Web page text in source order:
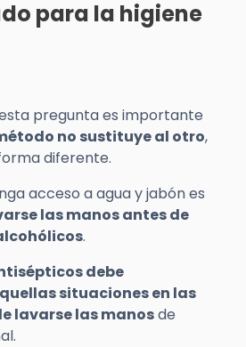
para la higiene
pregunta es importante
no sustituye al otro,
diferente.
acceso a agua y jabón es
las manos antes de
.
debe
situaciones en las
lavarse las manosde